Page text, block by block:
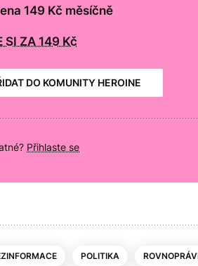
149 Kč měsíčně
SI ZA 149 Kč
DO KOMUNITY HEROINE
Přihlaste se
POLITIKA